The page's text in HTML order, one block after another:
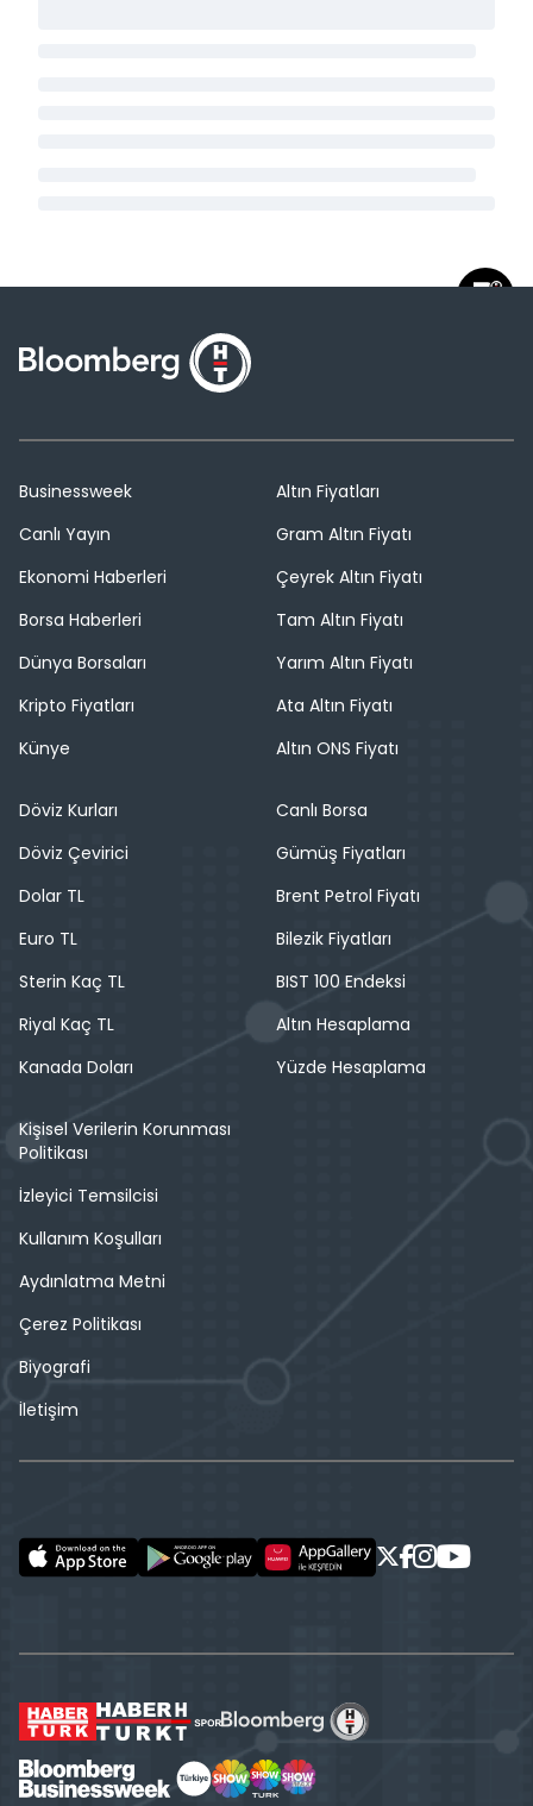
Businessweek
Canlı Yayın
Ekonomi Haberleri
Borsa Haberleri
Dünya Borsaları
Kripto Fiyatları
Künye
Altın Fiyatları
Gram Altın Fiyatı
Çeyrek Altın Fiyatı
Tam Altın Fiyatı
Yarım Altın Fiyatı
Ata Altın Fiyatı
Altın ONS Fiyatı
Döviz Kurları
Döviz Çevirici
Dolar TL
Euro TL
Sterin Kaç TL
Riyal Kaç TL
Kanada Doları
Canlı Borsa
Gümüş Fiyatları
Brent Petrol Fiyatı
Bilezik Fiyatları
BIST 100 Endeksi
Altın Hesaplama
Yüzde Hesaplama
Kişisel Verilerin Korunması
Politikası
İzleyici Temsilcisi
Kullanım Koşulları
Aydınlatma Metni
Çerez Politikası
Biyografi
İletişim